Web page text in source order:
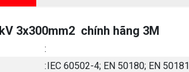
3x300mm2 chính hãng 3M
:
:IEC 60502-4; EN 50180; EN 50181